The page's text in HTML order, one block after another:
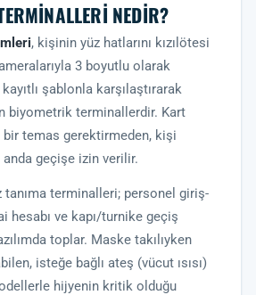
NEDIR?
, kişinin yüz hatlarını kızılötesi
3 boyutlu olarak
şablonla karşılaştırarak
biyometrik terminallerdir. Kart
bir temas gerektirmeden, kişi
anda geçişe izin verilir.
tanıma terminalleri; personel giriş-
hesabı ve kapı/turnike geçiş
toplar. Maske takılıyken
isteğe bağlı ateş (vücut ısısı)
hijyenin kritik olduğu